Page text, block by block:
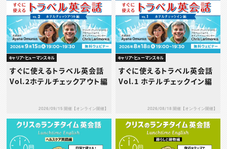
キャリア・ヒューマンスキル
すぐに使えるトラベル英会話
Vol.2ホテルチェックアウト編
2026/09/15 開催【オンライン開催】
キャリア・ヒューマンスキル
すぐに使えるトラベル英会話
Vol.1 ホテルチェックイン編
2026/08/18 開催【オンライン開催】